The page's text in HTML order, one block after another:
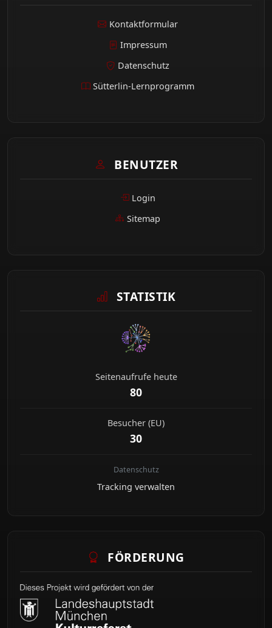
Kontaktformular
Impressum
Datenschutz
Sütterlin-Lernprogramm
BENUTZER
Login
Sitemap
STATISTIK
Seitenaufrufe heute
80
Besucher (EU)
30
Datenschutz
Tracking verwalten
FÖRDERUNG